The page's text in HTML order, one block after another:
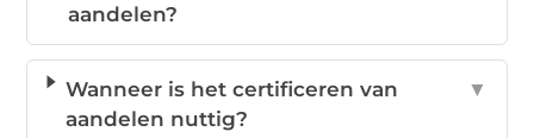
aandelen?
Wanneer is het certificeren van
aandelen nuttig?
▼